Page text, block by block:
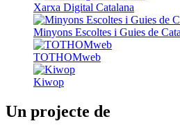
Xarxa Digital Catalana
Minyons Escoltes i Guies de
TOTHOMweb
Kiwop
Un projecte de